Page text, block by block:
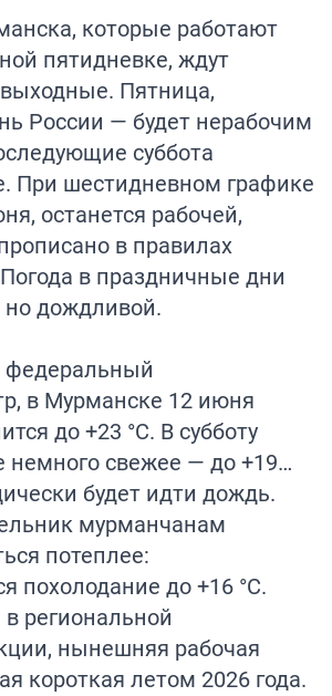
которые работают
пятидневке, ждут
Пятница,
России — будет нерабочим
суббота
При шестидневном графике
останется рабочей,
в правилах
в праздничные дни
но дождливой.
федеральный
в Мурманске 12 июня
до +23 °C. В субботу
немного свежее — до +19…
будет идти дождь.
мурманчанам
потеплее:
похолодание до +16 °C.
региональной
нынешняя рабочая
короткая летом 2026 года.